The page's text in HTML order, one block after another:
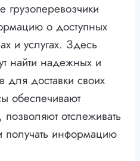
о доступных
и услугах. Здесь
найти надежных и
для доставки своих
обеспечивают
отслеживать
информацию